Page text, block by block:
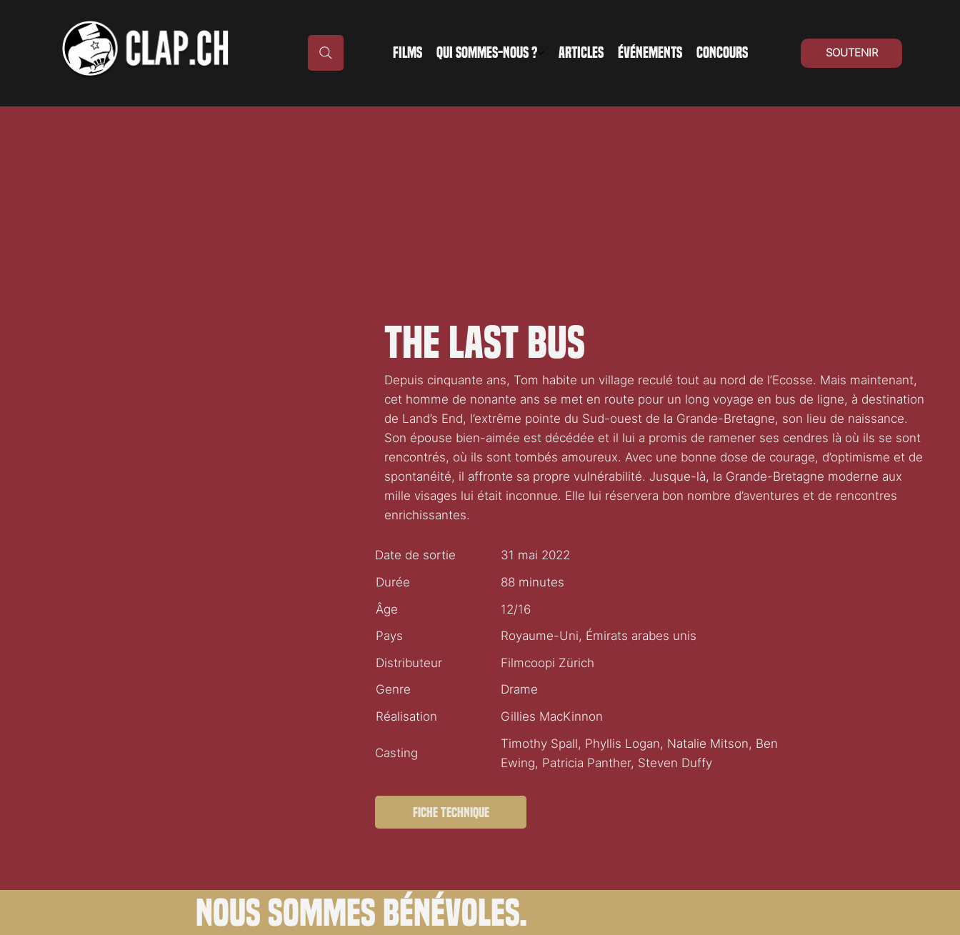
FILMS QUI SOMMES-NOUS ? ARTICLES ÉVÉNEMENTS CONCOURS SOUTENIR
The Last Bus
Depuis cinquante ans, Tom habite un village reculé tout au nord de l’Ecosse. Mais maintenant,
cet homme de nonante ans se met en route pour un long voyage en bus de ligne, à destination
de Land’s End, l’extrême pointe du Sud-ouest de la Grande-Bretagne, son lieu de naissance.
Son épouse bien-aimée est décédée et il lui a promis de ramener ses cendres là où ils se sont
rencontrés, où ils sont tombés amoureux. Avec une bonne dose de courage, d’optimisme et de
spontanéité, il affronte sa propre vulnérabilité. Jusque-là, la Grande-Bretagne moderne aux
mille visages lui était inconnue. Elle lui réservera bon nombre d’aventures et de rencontres
enrichissantes.
Date de sortie
31 mai 2022
Durée
88 minutes
Âge
12/16
Pays
Royaume-Uni, Émirats arabes unis
Distributeur
Filmcoopi Zürich
Genre
Drame
Réalisation
Gillies MacKinnon
Casting
Timothy Spall, Phyllis Logan, Natalie Mitson, Ben
Ewing, Patricia Panther, Steven Duffy
Fiche technique
Nous sommes bénévoles.